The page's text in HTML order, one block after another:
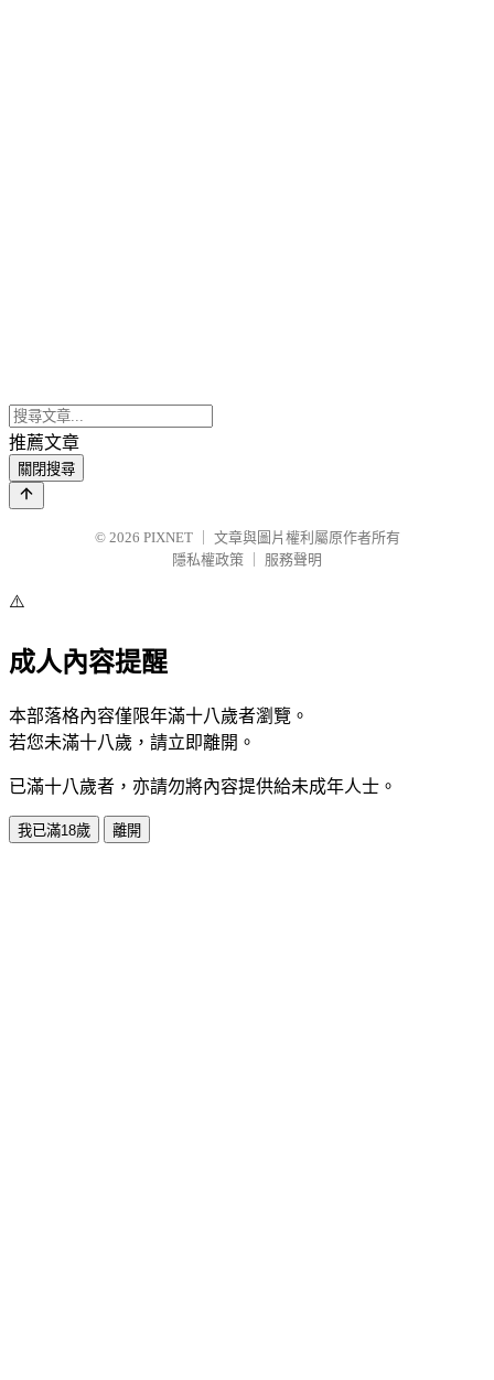
推薦文章
關閉搜尋
© 2026 PIXNET
文章與圖片權利屬原作者所有
隱私權政策
服務聲明
⚠️
成人內容提醒
本部落格內容僅限年滿十八歲者瀏覽。
若您未滿十八歲，請立即離開。
已滿十八歲者，亦請勿將內容提供給未成年人士。
我已滿18歲 離開